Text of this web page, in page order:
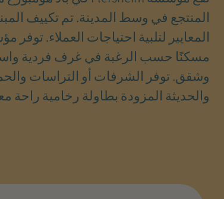
المنتجع في وسط المدينة. تم تكييف
مسكنًا حسب الرغبة في غرف فردية
وشقق. توفر الشرفات أو التراسات
والحديثة المزودة بطاولة رخامية راحة